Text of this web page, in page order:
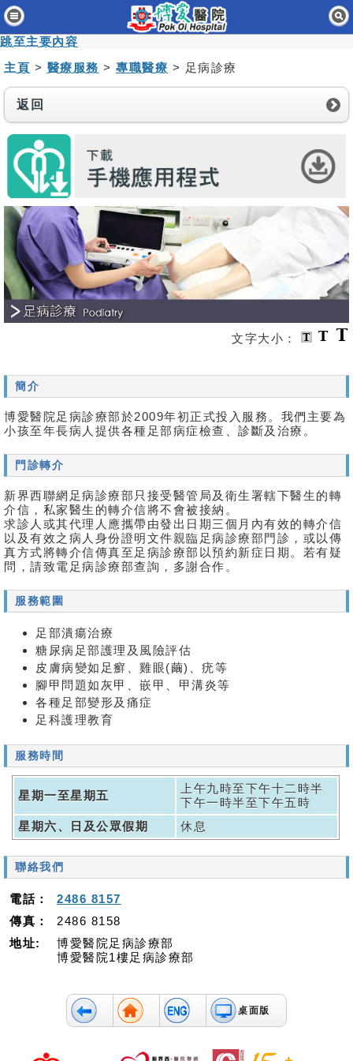
跳至主要內容
主頁
醫療服務
醫護專業人員
消息及活動
關於我們
聯絡我們
免責聲明
無障礙聲明
主頁 > 醫療服務 > 專職醫療 > 足病診療
返回
文字大小：
簡介
博愛醫院足病診療部於2009年初正式投入服務。我們主要為
小孩至年長病人提供各種足部病症檢查、診斷及治療。
門診轉介
新界西聯網足病診療部只接受醫管局及衛生署轄下醫生的轉
介信，私家醫生的轉介信將不會被接納。
求診人或其代理人應攜帶由發出日期三個月內有效的轉介信
以及有效之病人身份證明文件親臨足病診療部門診，或以傳
真方式將轉介信傳真至足病診療部以預約新症日期。若有疑
問，請致電足病診療部查詢，多謝合作。
服務範圍
足部潰瘍治療
糖尿病足部護理及風險評估
皮膚病變如足癬、雞眼(繭)、疣等
腳甲問題如灰甲、嵌甲、甲溝炎等
各種足部變形及痛症
足科護理教育
服務時間
星期一至星期五
上午九時至下午十二時半
下午一時半至下午五時
星期六、日及公眾假期
休息
聯絡我們
電話：
2486 8157
傳真：
2486 8158
地址:
博愛醫院足病診療部
博愛醫院1樓足病診療部
桌面版